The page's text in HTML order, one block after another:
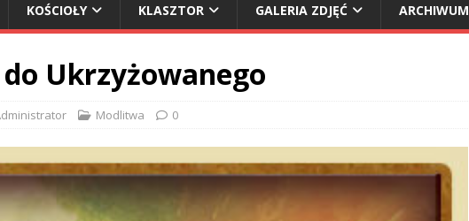
KOŚCIOŁY KLASZTOR GALERIA ZDJĘĆ ARCHIWUM
Ukrzyżowanego
Modlitwa 0